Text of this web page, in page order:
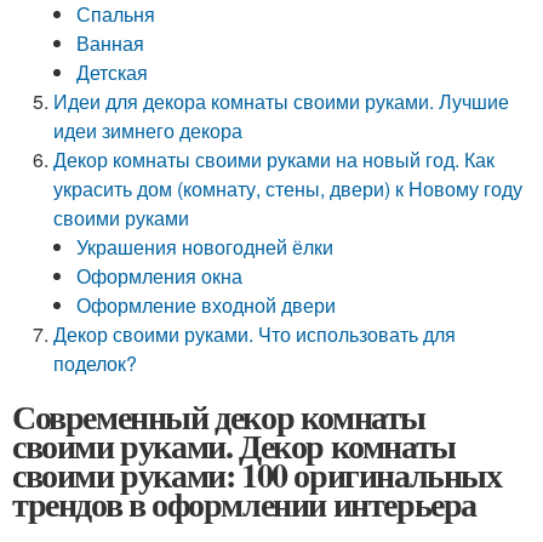
Спальня
Ванная
Детская
Идеи для декора комнаты своими руками. Лучшие
идеи зимнего декора
Декор комнаты своими руками на новый год. Как
украсить дом (комнату, стены, двери) к Новому году
своими руками
Украшения новогодней ёлки
Оформления окна
Оформление входной двери
Декор своими руками. Что использовать для
поделок?
Современный декор комнаты
своими руками. Декор комнаты
своими руками: 100 оригинальных
трендов в оформлении интерьера